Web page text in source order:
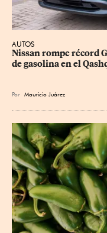
AUTOS
Nissan rompe récord
de gasolina en el
Por Mauricio Juárez